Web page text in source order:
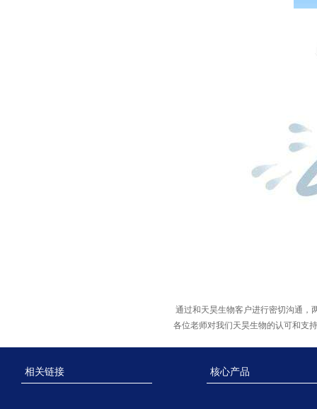
通过和天昊生物客户进行密切沟通，
各位老师对我们天昊生物的认可和支
相关链接 核心产品